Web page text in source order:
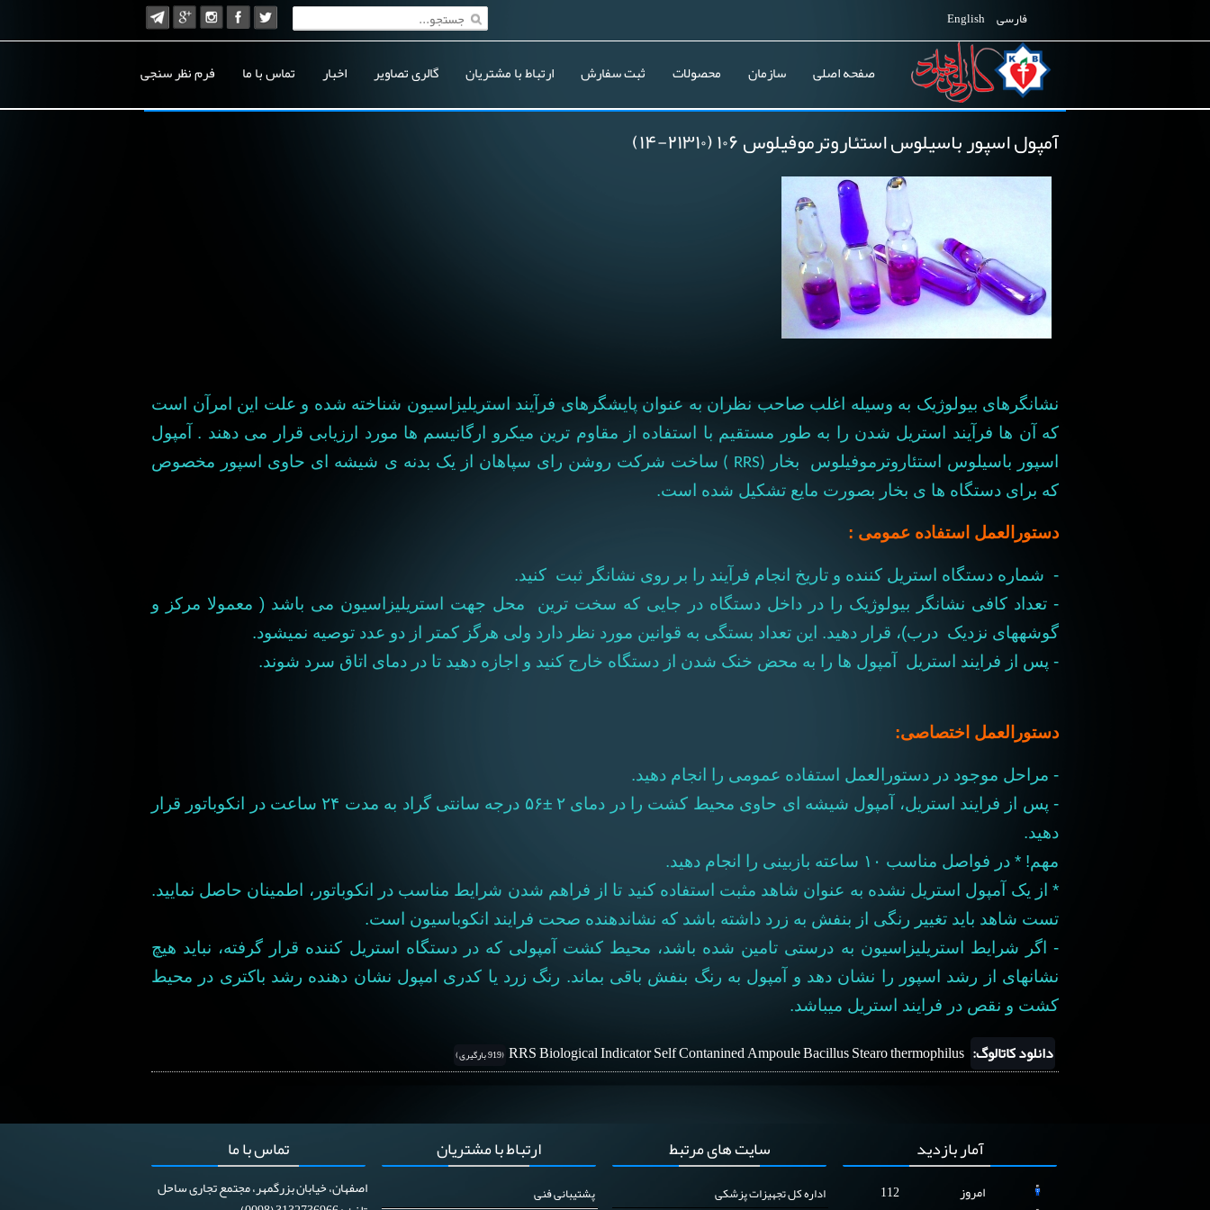
فارسی English
صفحه اصلی سازمان محصولات ثبت سفارش ارتباط با مشتریان گالری تصاویر اخبار تماس با ما فرم نظر سنجی
آمپول اسپور باسیلوس استئاروترموفیلوس ۱۰۶ (۲۱۳۱۰-۱۴)
نشانگرهای بیولوژیک به وسیله اغلب صاحب نظران به عنوان پایشگرهای فرآیند استریلیزاسیون شناخته شده و علت این امرآن است
که آن ها فرآیند استریل شدن را به طور مستقیم با استفاده از مقاوم ترین میکرو ارگانیسم ها مورد ارزیابی قرار می دهند . آمپول
اسپور باسیلوس استئاروترموفیلوس بخار (RRS ) ساخت شرکت روشن رای سپاهان از یک بدنه ی شیشه ای حاوی اسپور مخصوص
که برای دستگاه ها ی بخار بصورت مایع تشکیل شده است.
دستورالعمل استفاده عمومی :
- شماره دستگاه استریل کننده و تاریخ انجام فرآیند را بر روی نشانگر ثبت کنید.
- تعداد کافی نشانگر بیولوژیک را در داخل دستگاه در جایی که سخت ترین محل جهت استریلیزاسیون می باشد ( معمولا مرکز و
گوشه‎‎های نزدیک درب)، قرار دهید. این تعداد بستگی به قوانین مورد نظر دارد ولی هرگز کمتر از دو عدد توصیه نمیشود.
- پس از فرایند استریل آمپول ها را به محض خنک شدن از دستگاه خارج کنید و اجازه دهید تا در دمای اتاق سرد شوند.
دستورالعمل اختصاصی:
- مراحل موجود در دستورالعمل استفاده عمومی را انجام دهید.
- پس از فرایند استریل، آمپول شیشه ای حاوی محیط کشت را در دمای
±۵۶ درجه سانتی گراد به مدت ۲۴ ساعت در انکوباتور قرار
دهید.
مهم! * در فواصل مناسب ۱۰ ساعته بازبینی را انجام دهید.
* از یک آمپول استریل نشده به عنوان شاهد مثبت استفاده کنید تا از فراهم شدن شرایط مناسب در انکوباتور، اطمینان حاصل نمایید.
تست شاهد باید تغییر رنگی از بنفش به زرد داشته باشد که نشان‎دهنده صحت فرایند انکوباسیون است.
- اگر شرایط استریلیزاسیون به درستی تامین شده باشد، محیط کشت آمپولی که در دستگاه استریل کننده قرار گرفته، نباید هیچ
نشانه‎ای از
رشد اسپور را نشان دهد و آمپول به رنگ بنفش باقی بماند. رنگ زرد یا کدری امپول نشان دهنده رشد باکتری در محیط
کشت و نقص در فرایند استریل می‎باشد.
دانلود کاتالوگ: RRS Biological Indicator Self Contanined Ampoule Bacillus Stearo thermophilus (919 بارگیری)
تماسبا ما
اصفهان، خیابان بزرگمهر، مجتمع تجاری ساحل
ارتباطبا مشتریان
پشتیبانی فنی
سایتهای مرتبط
اداره کل تجهیزات پزشکی
آماربازدید
امروز
112